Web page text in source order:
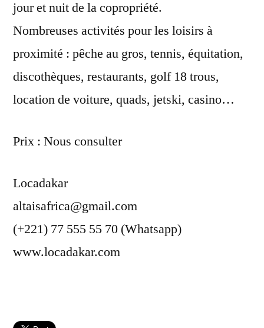
jour et nuit de la copropriété.
Nombreuses activités pour les loisirs à
proximité : pêche au gros, tennis, équitation,
discothèques, restaurants, golf 18 trous,
location de voiture, quads, jetski, casino…
Prix : Nous consulter
Locadakar
altaisafrica@gmail.com
(+221) 77 555 55 70 (Whatsapp)
www.locadakar.com